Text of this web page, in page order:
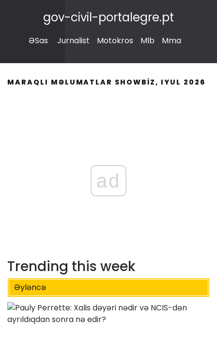
gov-civil-portalegre.pt
ƏSas Jurnalist Motokros Mlb Mma
MARAQLI MƏLUMATLAR SHOWBIZ, IYUL 2026
ad
Trending this week
Əyləncə